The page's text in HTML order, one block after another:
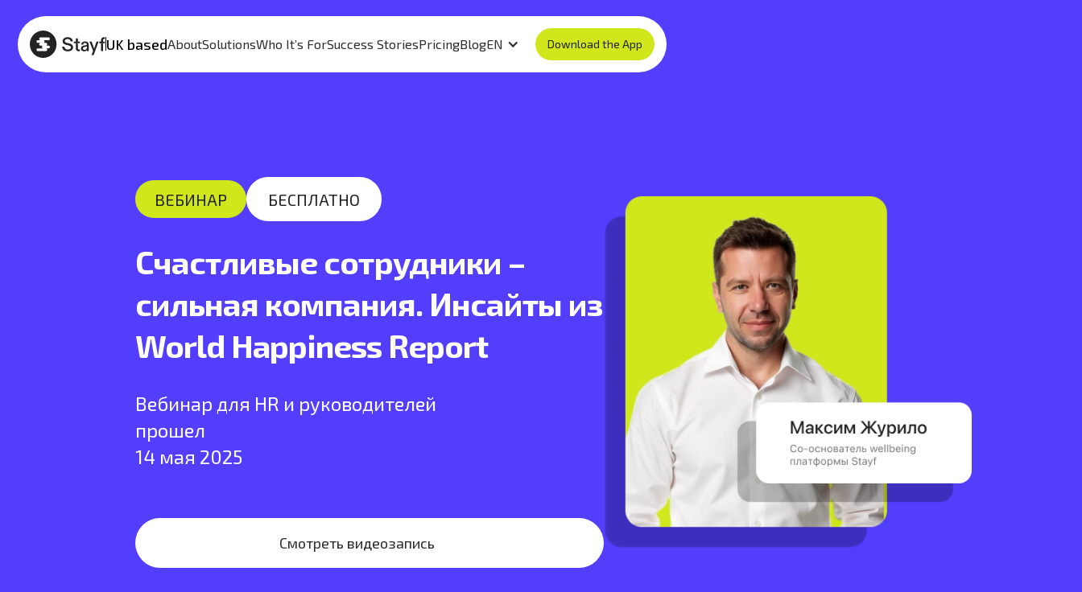
UK basedAboutSolutionsWho It’s ForSuccess StoriesPricingBlogEN Download the App
ВЕБИНАР БЕСПЛАТНО
Счастливые сотрудники –
сильная компания. Инсайты из
World Happiness Report
Вебинар для HR и руководителей
прошел
14 мая 2025
Смотреть видеозапись